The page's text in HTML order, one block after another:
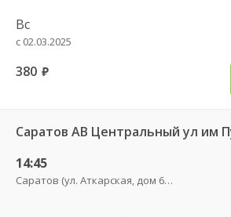
Вс
с 02.03.2025
380 руб.
14:45
Саратов (ул. Аткарская, дом 66 А)